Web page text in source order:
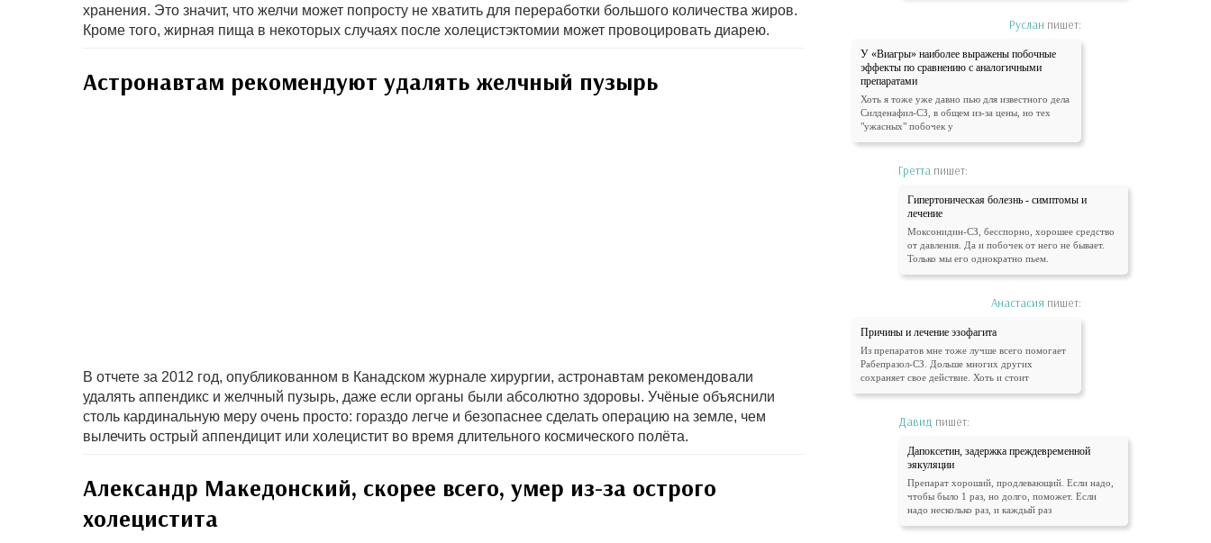
хранения. Это значит, что желчи может попросту не хватить для переработки большого количества жиров.
Кроме того, жирная пища в некоторых случаях после холецистэктомии может провоцировать диарею.
Астронавтам рекомендуют удалять желчный пузырь
В отчете за 2012 год, опубликованном в Канадском журнале хирургии, астронавтам рекомендовали
удалять аппендикс и желчный пузырь, даже если органы были абсолютно здоровы. Учёные объяснили
столь кардинальную меру очень просто: гораздо легче и безопаснее сделать операцию на земле, чем
вылечить острый аппендицит или холецистит во время длительного космического полёта.
Александр Македонский, скорее всего, умер из-за острого
холецистита
Руслан пишет:
У «Виагры» наиболее выражены побочные
эффекты по сравнению с аналогичными
препаратами
Хоть я тоже уже давно пью для известного дела
Силденафил-СЗ, в общем из-за цены, но тех
"ужасных" побочек у
Гретта пишет:
Гипертоническая болезнь - симптомы и
лечение
Моксонидин-СЗ, бесспорно, хорошее средство
от давления. Да и побочек от него не бывает.
Только мы его однократно пьем.
Анастасия пишет:
Причины и лечение эзофагита
Из препаратов мне тоже лучше всего помогает
Рабепразол-СЗ. Дольше многих других
сохраняет свое действие. Хоть и стоит
Давид пишет:
Дапоксетин, задержка преждевременной
эякуляции
Препарат хороший, продлевающий. Если надо,
чтобы было 1 раз, но долго, поможет. Если
надо несколько раз, и каждый раз